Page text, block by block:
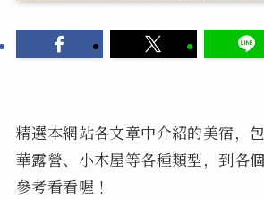
精選本網站各文章中介紹的美宿，
華露營、小木屋等各種類型，到各
參考看看喔！